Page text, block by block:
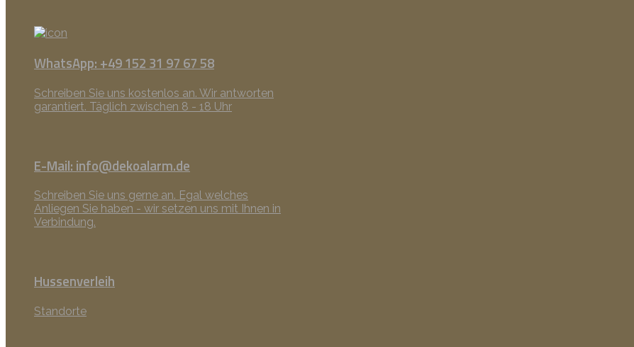
WhatsApp: +49 152 31 97 67 58
Schreiben Sie uns kostenlos an. Wir antworten
garantiert. Täglich zwischen 8 - 18 Uhr
E-Mail: info@dekoalarm.de
Schreiben Sie uns gerne an. Egal welches
Anliegen Sie haben - wir setzen uns mit Ihnen in
Verbindung.
Hussenverleih
Standorte